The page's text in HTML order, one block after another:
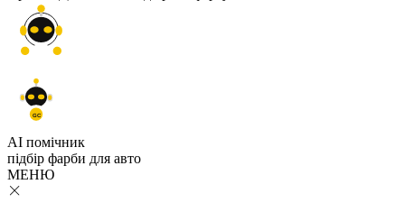
GC
AI помічник
підбір фарби для авто
МЕНЮ